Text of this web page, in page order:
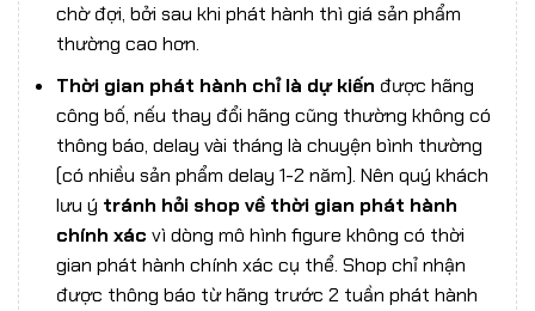
chờ đợi, bởi sau khi phát hành thì giá sản phẩm
thường cao hơn.
Thời gian phát hành chỉ là dự kiến được hãng
công bố, nếu thay đổi hãng cũng thường không có
thông báo, delay vài tháng là chuyện bình thường
(có nhiều sản phẩm delay 1-2 năm). Nên quý khách
lưu ý tránh hỏi shop về thời gian phát hành
chính xác vì dòng mô hình figure không có thời
gian phát hành chính xác cụ thể. Shop chỉ nhận
được thông báo từ hãng trước 2 tuần phát hành